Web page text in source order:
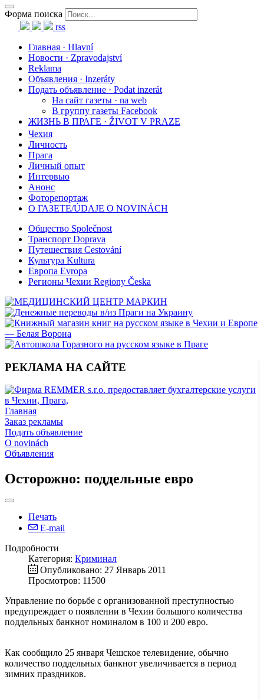
Форма поиска
rss
Главная · Hlavní
Новости · Zpravodajství
Reklama
Объявления · Inzeráty
Подать объявление · Podat inzerát
На сайт газеты · na web
В группу газеты Facebook
ЖИЗНЬ В ПРАГЕ · ŽIVOT V PRAZE
Чехия
Личность
Прага
Личный опыт
Интервью
Анонс
Фоторепортаж
О ГАЗЕТЕ/ÚDAJE O NOVINÁCH
Общество Společnost
Транспорт Doprava
Путешествия Cestování
Культура Kultura
Европа Evropa
Регионы Чехии Regiony Česka
РЕКЛАМА НА САЙТЕ
Главная
Заказ рекламы
Подать объявление
O novinách
Объявления
Осторожно: поддельные евро
Печать
E-mail
Подробности
Категория: Криминал
Опубликовано: 27 Январь 2011
Просмотров: 11500
Управление по борьбе с организованной преступностью
предупреждает о появлении в Чехии большого количества
поддельных банкнот номиналом в 100 и 200 евро.
Как сообщило 25 января Чешское телевидение, обычно
количество поддельных банкнот увеличивается в период
зимних праздников.